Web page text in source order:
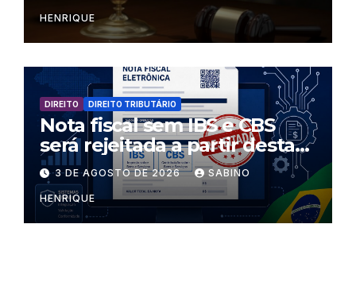
HENRIQUE
DIREITO DIREITO TRIBUTÁRIO
Nota fiscal sem IBS e CBS
será rejeitada a partir desta
segunda-feira
3 DE AGOSTO DE 2026 SABINO
HENRIQUE